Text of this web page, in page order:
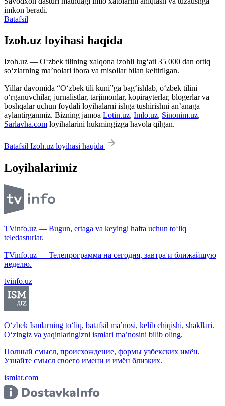
imkon beradi.
Batafsil
Izoh.uz loyihasi haqida
Izoh.uz — O‘zbek tilining xalqona izohli lug‘ati 35 000 dan ortiq
so‘zlarning ma’nolari ibora va misollar bilan keltirilgan.
Yillar davomida “O‘zbek tili kuni”ga bag‘ishlab, o‘zbek tilini
o‘rganuvchilar, jurnalistlar, tarjimonlar, kopirayterlar, blogerlar va
boshqalar uchun foydali loyihalarni ishga tushirishni an’anaga
aylantirganmiz. Bizning jamoa Lotin.uz, Imlo.uz, Sinonim.uz,
Sarlavha.com loyihalarini hukmingizga havola qilgan.
Batafsil Izoh.uz loyihasi haqida
Loyihalarimiz
TVinfo.uz — Bugun, ertaga va keyingi hafta uchun to‘liq
teledasturlar.
TVinfo.uz — Телепрограмма на сегодня, завтра и ближайшую
неделю.
tvinfo.uz
O‘zbek Ismlarning to‘liq, batafsil ma’nosi, kelib chiqishi, shakllari.
O‘zingiz va yaqinlaringizni ismlari ma’nosini bilib oling.
Полный смысл, происхождение, формы узбекских имён.
Узнайте смысл своего имени и имён близких.
ismlar.com